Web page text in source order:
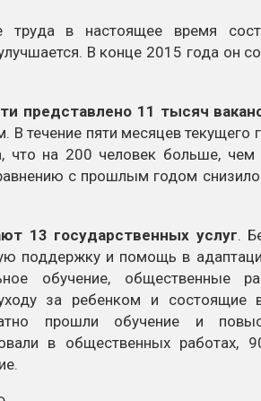
труда в настоящее время
В конце 2015 года он
представлено 11 тысяч
течение пяти месяцев текущего
что на 200 человек больше,
с прошлым годом
13 государственных услуг.
поддержку и помощь в
обучение, общественные
за ребенком и состоящие
прошли обучение и
в общественных работах,